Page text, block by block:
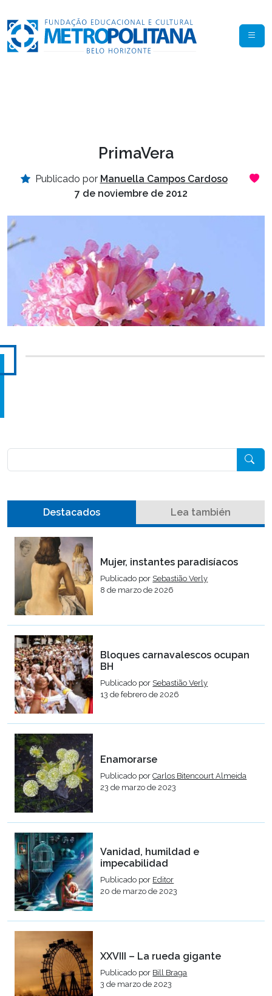
PrimaVera
Publicado por Manuella Campos Cardoso
7 de noviembre de 2012
Destacados Lea también
Mujer, instantes paradisíacos
Publicado por Sebastião Verly
8 de marzo de 2026
Bloques carnavalescos ocupan
BH
Publicado por Sebastião Verly
13 de febrero de 2026
Enamorarse
Publicado porCarlos Bitencourt Almeida
23 de marzo de 2023
Vanidad, humildad e
impecabilidad
Publicado por Editor
20 de marzo de 2023
XXVIII – La rueda gigante
Publicado por Bill Braga
3 de marzo de 2023